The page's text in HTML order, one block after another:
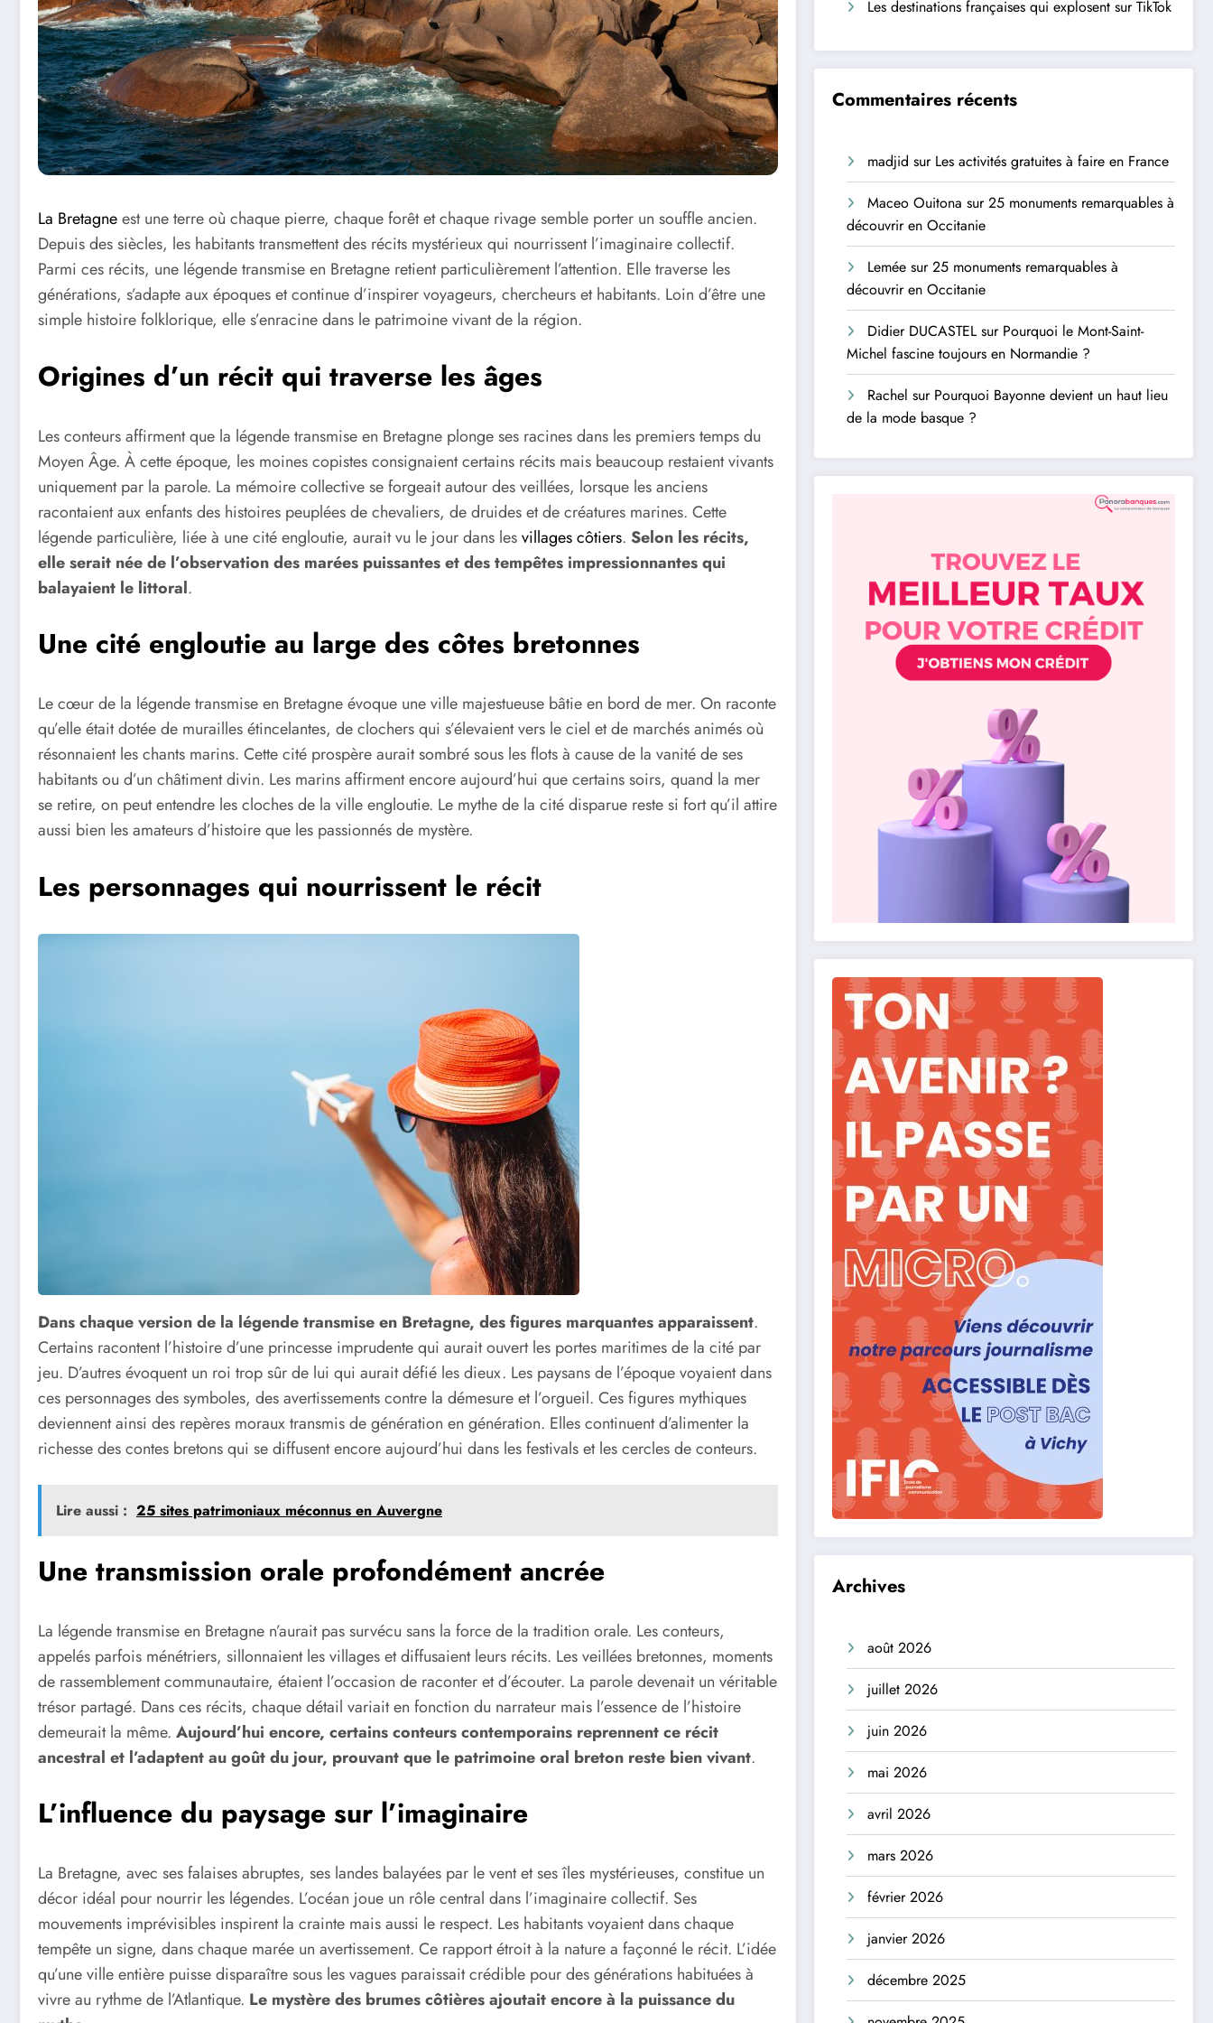
La Bretagneest une terre où chaque pierre, chaque forêt et chaque rivage semble porter un souffle ancien.
Depuis des siècles, les habitants transmettent des récits mystérieux qui nourrissent l’imaginaire collectif.
Parmi ces récits, une légende transmise en Bretagne retient particulièrement l’attention. Elle traverse les
générations, s’adapte aux époques et continue d’inspirer voyageurs, chercheurs et habitants. Loin d’être une
simple histoire folklorique, elle s’enracine dans le patrimoine vivant de la région.
Origines d’un récit qui traverse les âges
Les conteurs affirment que la légende transmise en Bretagne plonge ses racines dans les premiers temps du
Moyen Âge. À cette époque, les moines copistes consignaient certains récits mais beaucoup restaient vivants
uniquement par la parole. La mémoire collective se forgeait autour des veillées, lorsque les anciens
racontaient aux enfants des histoires peuplées de chevaliers, de druides et de créatures marines. Cette
légende particulière, liée à une cité engloutie, aurait vu le jour dans lesvillages côtiers. Selon les récits,
elle serait née de l’observation des marées puissantes et des tempêtes impressionnantes qui
balayaient le littoral.
Une cité engloutie au large des côtes bretonnes
Le cœur de la légende transmise en Bretagne évoque une ville majestueuse bâtie en bord de mer. On raconte
qu’elle était dotée de murailles étincelantes, de clochers qui s’élevaient vers le ciel et de marchés animés où
résonnaient les chants marins. Cette cité prospère aurait sombré sous les flots à cause de la vanité de ses
habitants ou d’un châtiment divin. Les marins affirment encore aujourd’hui que certains soirs, quand la mer
se retire, on peut entendre les cloches de la ville engloutie. Le mythe de la cité disparue reste si fort qu’il attire
aussi bien les amateurs d’histoire que les passionnés de mystère.
Les personnages qui nourrissent le récit
Dans chaque version de la légende transmise en Bretagne, des figures marquantes apparaissent.
Certains racontent l’histoire d’une princesse imprudente qui aurait ouvert les portes maritimes de la cité par
jeu. D’autres évoquent un roi trop sûr de lui qui aurait défié les dieux. Les paysans de l’époque voyaient dans
ces personnages des symboles, des avertissements contre la démesure et l’orgueil. Ces figures mythiques
deviennent ainsi des repères moraux transmis de génération en génération. Elles continuent d’alimenter la
richesse des contes bretons qui se diffusent encore aujourd’hui dans les festivals et les cercles de conteurs.
Lire aussi : 25 sites patrimoniaux méconnus en Auvergne
Une transmission orale profondément ancrée
La légende transmise en Bretagne n’aurait pas survécu sans la force de la tradition orale. Les conteurs,
appelés parfois ménétriers, sillonnaient les villages et diffusaient leurs récits. Les veillées bretonnes, moments
de rassemblement communautaire, étaient l’occasion de raconter et d’écouter. La parole devenait un véritable
trésor partagé. Dans ces récits, chaque détail variait en fonction du narrateur mais l’essence de l’histoire
demeurait la même. Aujourd’hui encore, certains conteurs contemporains reprennent ce récit
ancestral et l’adaptent au goût du jour, prouvant que le patrimoine oral breton reste bien vivant.
L’influence du paysage sur l’imaginaire
La Bretagne, avec ses falaises abruptes, ses landes balayées par le vent et ses îles mystérieuses, constitue un
décor idéal pour nourrir les légendes. L’océan joue un rôle central dans l’imaginaire collectif. Ses
mouvements imprévisibles inspirent la crainte mais aussi le respect. Les habitants voyaient dans chaque
tempête un signe, dans chaque marée un avertissement. Ce rapport étroit à la nature a façonné le récit. L’idée
qu’une ville entière puisse disparaître sous les vagues paraissait crédible pour des générations habituées à
vivre au rythme de l’Atlantique. Le mystère des brumes côtières ajoutait encore à la puissance du
Les destinations françaises qui explosent sur TikTok
Commentaires récents
madjid sur Les activités gratuites à faire en France
Maceo Ouitona sur25 monuments remarquables à
découvrir en Occitanie
Lemée sur25 monuments remarquables à
découvrir en Occitanie
Didier DUCASTEL sur Pourquoi le Mont-Saint-
Michel fascine toujours en Normandie ?
Rachel sur Pourquoi Bayonne devient un haut lieu
de la mode basque ?
Archives
août 2026
juillet 2026
juin 2026
mai 2026
avril 2026
mars 2026
février 2026
janvier 2026
décembre 2025